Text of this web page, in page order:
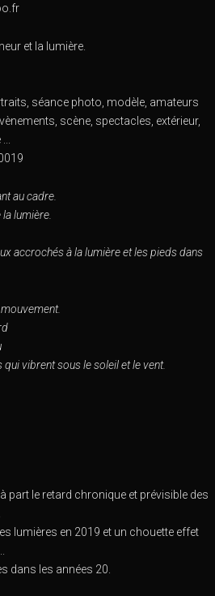
et la lumière.
séance photo, modèle, amateurs
scène, spectacles, extérieur,
au cadre.
lumière.
accrochés à la lumière et les pieds dans
vibrent sous le soleil et le vent.
part le retard chronique et prévisible des
lumières en 2019 et un chouette effet
dans les années 20.